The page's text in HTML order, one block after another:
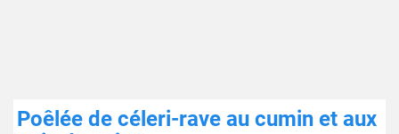
Poêlée de céleri-rave au cumin et aux